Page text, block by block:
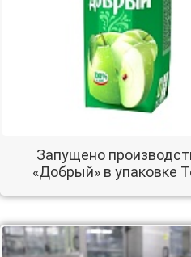
Запущено
«Добрый» в упаковке